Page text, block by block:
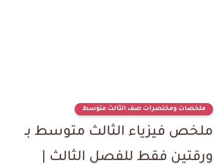
ملخصات ومختصرات صف الثالث متوسط
ملخص فيزياء الثالث متوسط بـ
ورقتين فقط للفصل الثالث |